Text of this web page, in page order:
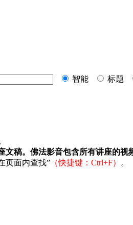
智能
标题
稿。佛法影音包含所有讲座的视
页面内查找” （快捷键：Ctrl+F） 。